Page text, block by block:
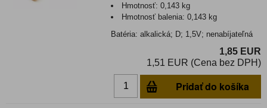
Hmotnosť:0,143 kg
Hmotnosť balenia:0,143 kg
Batéria: alkalická; D; 1,5V; nenabíjateľná
1,85 EUR
1,51 EUR (Cena bez DPH)
Pridať do košíka